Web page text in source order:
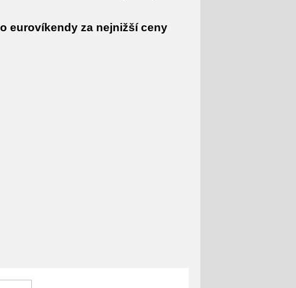
eurovíkendy za nejnižší ceny